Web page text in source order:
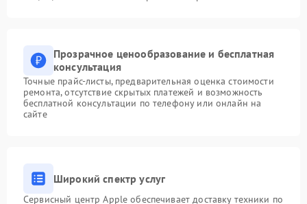
Прозрачное ценообразование и бесплатная
консультация
Точные прайс-листы, предварительная оценка стоимости
ремонта, отсутствие скрытых платежей и возможность
бесплатной консультации по телефону или онлайн на
сайте
Широкий спектр услуг
Сервисный центр Apple обеспечивает доставку техники по